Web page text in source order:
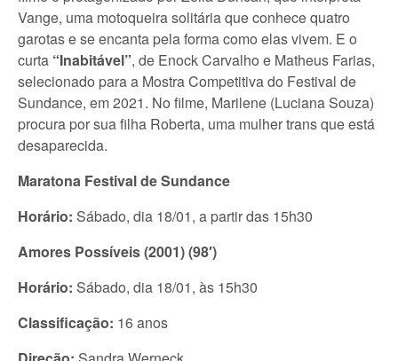
Vange, uma motoqueira solitária que conhece quatro
garotas e se encanta pela forma como elas vivem. E o
curta “Inabitável”, de Enock Carvalho e Matheus Farias,
selecionado para a Mostra Competitiva do Festival de
Sundance, em 2021. No filme, Marilene (Luciana Souza)
procura por sua filha Roberta, uma mulher trans que está
desaparecida.
Maratona Festival de Sundance
Horário: Sábado, dia 18/01, a partir das 15h30
Amores Possíveis (2001) (98′)
Horário: Sábado, dia 18/01, às 15h30
Classificação: 16 anos